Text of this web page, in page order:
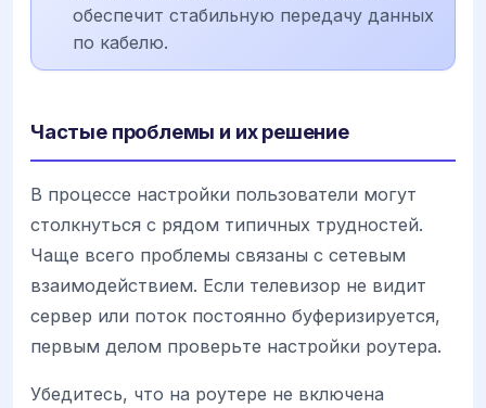
обеспечит стабильную передачу данных
по кабелю.
Частые проблемы и их решение
В процессе настройки пользователи могут
столкнуться с рядом типичных трудностей.
Чаще всего проблемы связаны с сетевым
взаимодействием. Если телевизор не видит
сервер или поток постоянно буферизируется,
первым делом проверьте настройки роутера.
Убедитесь, что на роутере не включена